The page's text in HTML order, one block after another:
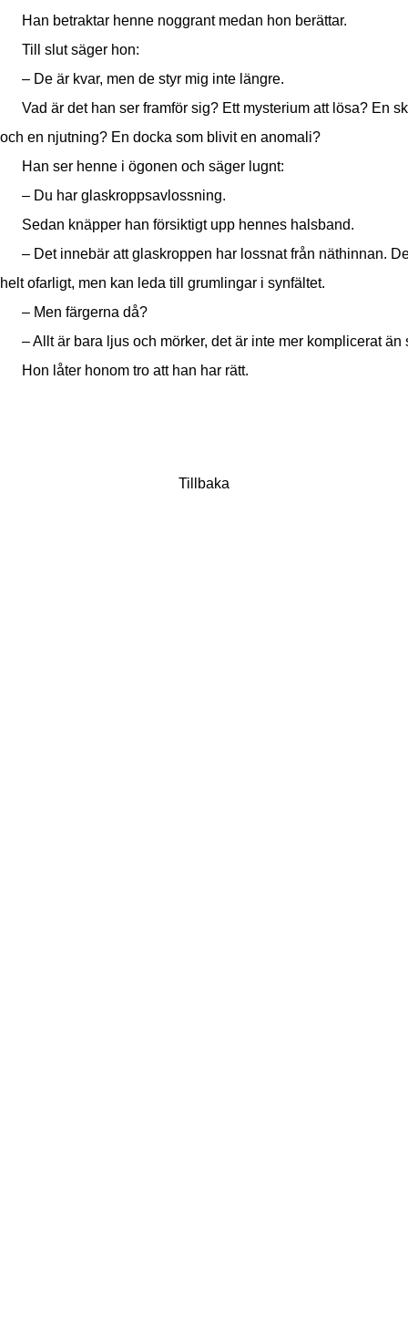
Han betraktar henne noggrant medan hon berättar.
Till slut säger hon:
– De är kvar, men de styr mig inte längre.
Vad är det han ser framför sig? Ett mysterium att lösa? En
och en njutning? En docka som blivit en anomali?
Han ser henne i ögonen och säger lugnt:
– Du har glaskroppsavlossning.
Sedan knäpper han försiktigt upp hennes halsband.
– Det innebär att glaskroppen har lossnat från näthinnan.
helt ofarligt, men kan leda till grumlingar i synfältet.
– Men färgerna då?
– Allt är bara ljus och mörker, det är inte mer komplicerat än
Hon låter honom tro att han har rätt.
Tillbaka